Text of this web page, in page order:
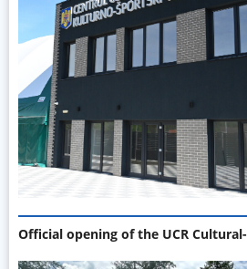
Official opening of the UCR